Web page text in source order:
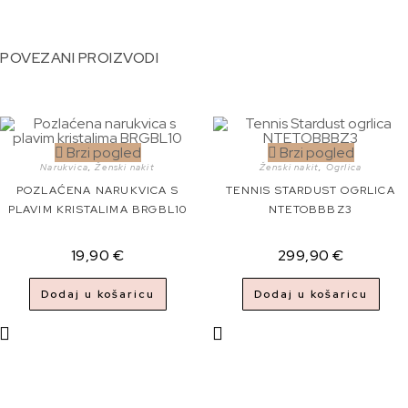
POVEZANI PROIZVODI
Brzi pogled
Narukvica,Ženski nakit
POZLAĆENA NARUKVICA S
PLAVIM KRISTALIMA BRGBL10
19,90 €
Dodaj u košaricu
Brzi pogled
Ženski nakit, Ogrlica
TENNIS STARDUST OGRLICA
NTETOBBBZ3
299,90 €
Dodaj u košaricu